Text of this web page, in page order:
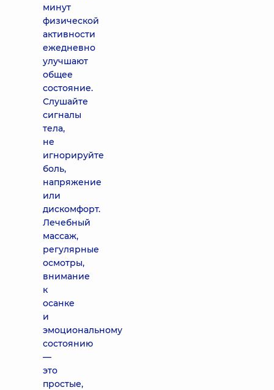
минут
физической
активности
ежедневно
улучшают
общее
состояние.
Слушайте
сигналы
тела,
не
игнорируйте
боль,
напряжение
или
дискомфорт.
Лечебный
массаж,
регулярные
осмотры,
внимание
к
осанке
и
эмоциональному
состоянию
—
это
простые,